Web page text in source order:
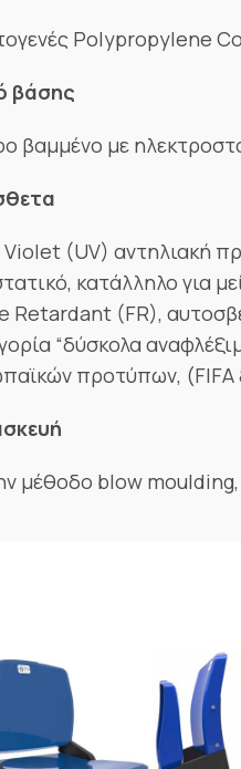
Polypropylene
βάσης
βαμμένο με
(UV) αντηλιακή
κατάλληλο για
Retardant (FR),
“δύσκολα
προτύπων, (FIFA
μέθοδο blow